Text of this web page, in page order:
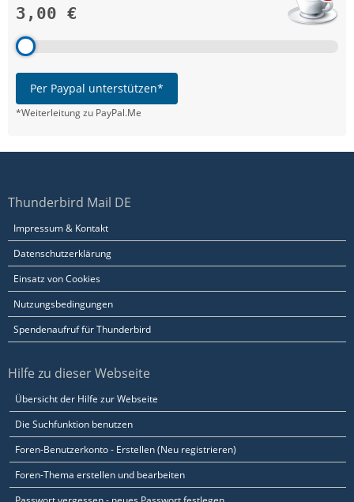
3,00 €
Per Paypal unterstützen*
*Weiterleitung zu PayPal.Me
Thunderbird Mail DE
Impressum & Kontakt
Datenschutzerklärung
Einsatz von Cookies
Nutzungsbedingungen
Spendenaufruf für Thunderbird
Hilfe zu dieser Webseite
Übersicht der Hilfe zur Webseite
Die Suchfunktion benutzen
Foren-Benutzerkonto - Erstellen (Neu registrieren)
Foren-Thema erstellen und bearbeiten